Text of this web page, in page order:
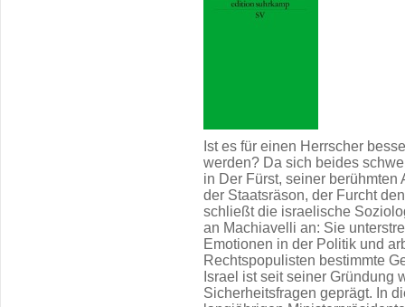
Ist es für einen Herrscher
werden? Da sich beides
in Der Fürst, seiner
der Staatsräson, der Furcht
schließt die israelische
an Machiavelli an: Sie
Emotionen in der Politik und
Rechtspopulisten bestimmte
Israel ist seit seiner Gründung
Sicherheitsfragen geprägt. In